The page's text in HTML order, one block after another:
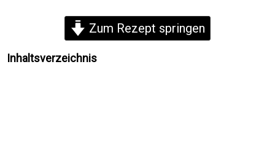
Zum Rezept springen
Inhaltsverzeichnis